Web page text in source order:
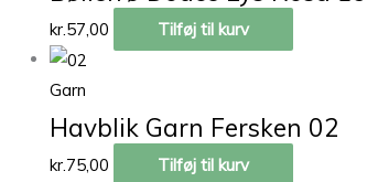
kr. 57,00 Tilføj til kurv
Garn
Havblik Garn Fersken 02
kr.75,00 Tilføj til kurv